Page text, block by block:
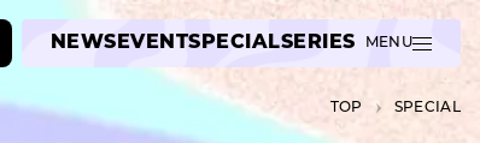
NEWS EVENTSPECIALSERIES MENU
TOP SPECIAL